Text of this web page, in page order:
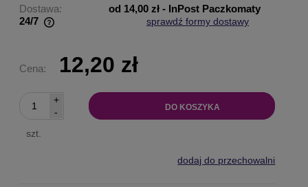
Dostawa:
od 14,00 zł - InPost Paczkomaty
24/7
sprawdź formy dostawy
Cena: 12,20 zł
-
+
szt.
DO KOSZYKA
dodaj do przechowalni